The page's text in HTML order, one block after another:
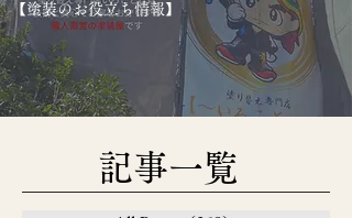
​【塗装のお役立ち情報】
​記事一覧